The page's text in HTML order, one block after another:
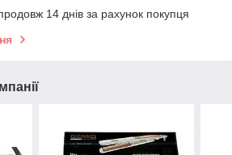
14 днів за рахунок покупця